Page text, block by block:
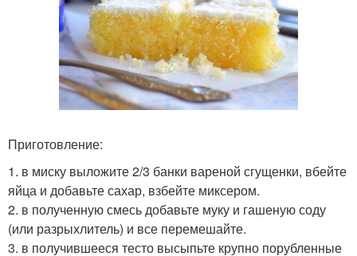
Приготовление:
1. в миску выложите 2/3 банки вареной сгущенки, вбейте
яйца и добавьте сахар, взбейте миксером.
2. в полученную смесь добавьте муку и гашеную соду
(или разрыхлитель) и все перемешайте.
3. в получившееся тесто высыпьте крупно порубленные